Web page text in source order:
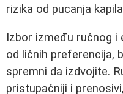
rizika od pucanja
Izbor između ručnog i
od ličnih preferencija,
spremni da izdvojite.
pristupačniji i